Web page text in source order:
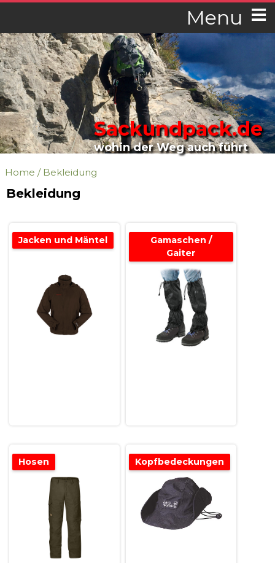
Menu
Sackundpack.de
wohin der Weg auch führt
Home / Bekleidung
Bekleidung
Jacken und Mäntel
Gamaschen /
Gaiter
Hosen Kopfbedeckungen